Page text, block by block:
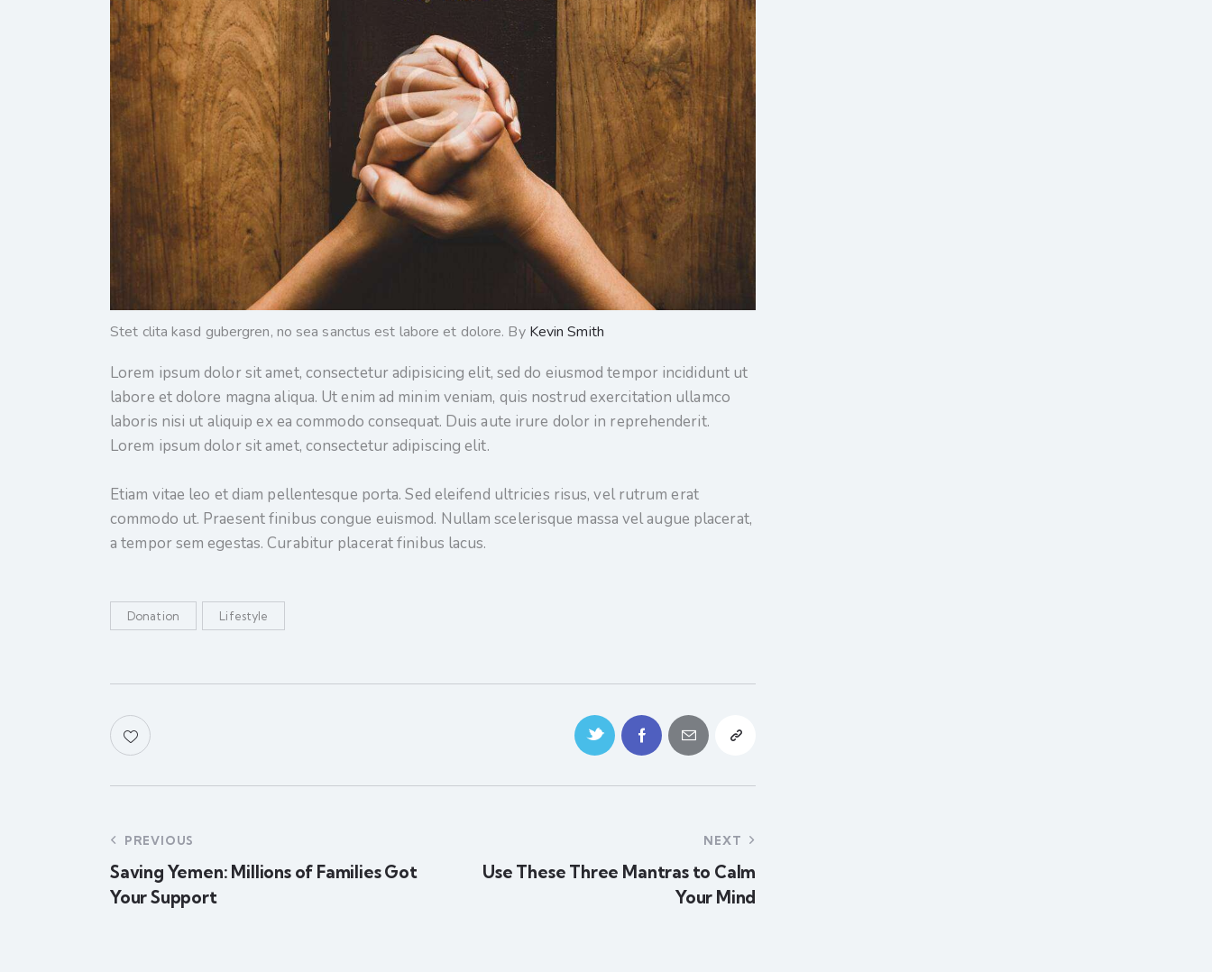
Stet clita kasd gubergren, no sea sanctus est labore et dolore. By Kevin Smith
Lorem ipsum dolor sit amet, consectetur adipisicing elit, sed do eiusmod tempor incididunt ut
labore et dolore magna aliqua. Ut enim ad minim veniam, quis nostrud exercitation ullamco
laboris nisi ut aliquip ex ea commodo consequat. Duis aute irure dolor in reprehenderit.
Lorem ipsum dolor sit amet, consectetur adipiscing elit.
Etiam vitae leo et diam pellentesque porta. Sed eleifend ultricies risus, vel rutrum erat
commodo ut. Praesent finibus congue euismod. Nullam scelerisque massa vel augue placerat,
a tempor sem egestas. Curabitur placerat finibus lacus.
Donation Lifestyle
PREVIOUS
Saving Yemen: Millions of Families Got
Your Support
NEXT
Use These Three Mantras to Calm
Your Mind